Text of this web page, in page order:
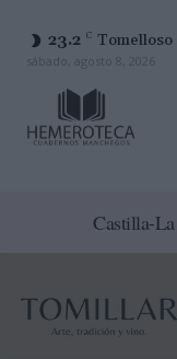
23.2 C Tomelloso
sábado, agosto 8, 2026
Castilla-